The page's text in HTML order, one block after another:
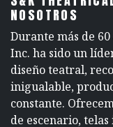
NOSOTROS
Durante más de
Inc. ha sido un
diseño teatral,
inigualable,
constante.
de escenario,